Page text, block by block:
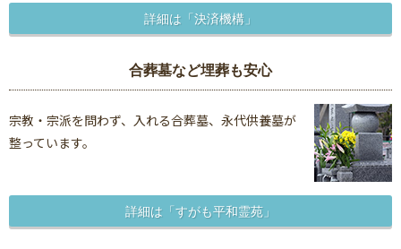
詳細は「決済機構」
合葬墓など埋葬も安心
宗教・宗派を問わず、入れる合葬墓、永代供養墓が
整っています。
詳細は「すがも平和霊苑」